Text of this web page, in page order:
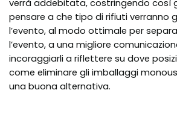
verrà addebitata, costringendo così
pensare a che tipo di rifiuti verranno
l’evento, al modo ottimale per
l’evento, a una migliore
incoraggiarli a riflettere su dove
come eliminare gli imballaggi
una buona alternativa.